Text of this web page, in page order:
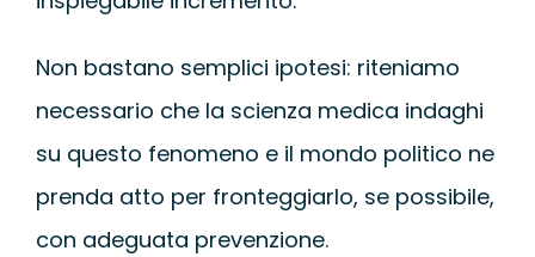
Non bastano semplici ipotesi: riteniamo
necessario che la scienza medica indaghi
su questo fenomeno e il mondo politico ne
prenda atto per fronteggiarlo, se possibile,
con adeguata prevenzione.